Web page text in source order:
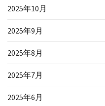
2025年10月
2025年9月
2025年8月
2025年7月
2025年6月